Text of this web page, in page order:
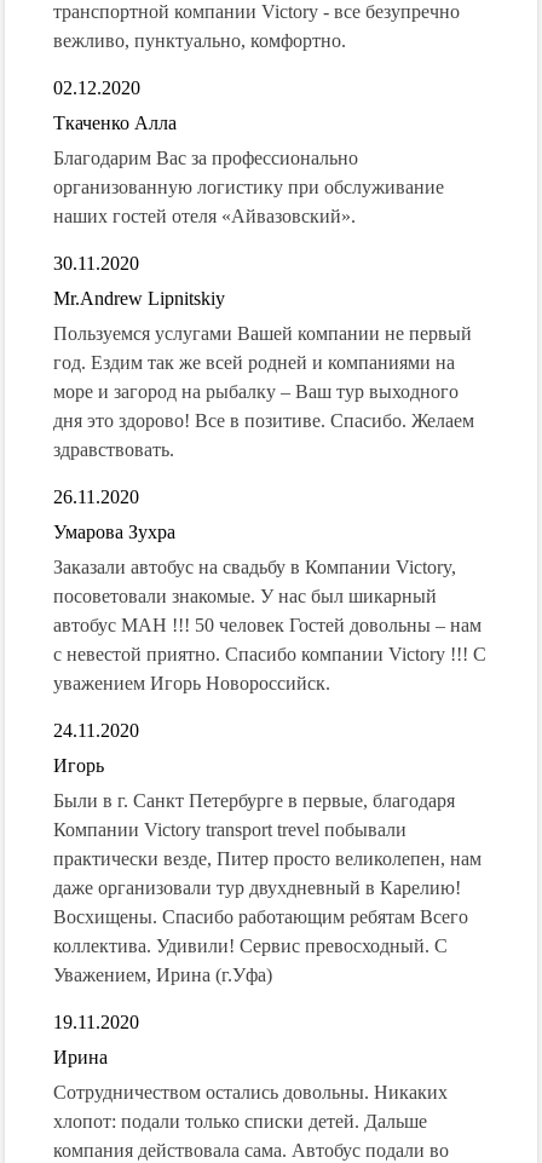
транспортной компании Victory - все безупречно
вежливо, пунктуально, комфортно.
02.12.2020
Ткаченко Алла
Благодарим Вас за профессионально
организованную логистику при обслуживание
наших гостей отеля «Айвазовский».
30.11.2020
Mr.Andrew Lipnitskiy
Пользуемся услугами Вашей компании не первый
год. Ездим так же всей родней и компаниями на
море и загород на рыбалку – Ваш тур выходного
дня это здорово! Все в позитиве. Спасибо. Желаем
здравствовать.
26.11.2020
Умарова Зухра
Заказали автобус на свадьбу в Компании Victory,
посоветовали знакомые. У нас был шикарный
автобус МАН !!! 50 человек Гостей довольны – нам
с невестой приятно. Спасибо компании Victory !!! С
уважением Игорь Новороссийск.
24.11.2020
Игорь
Были в г. Санкт Петербурге в первые, благодаря
Компании Victory transport trevel побывали
практически везде, Питер просто великолепен, нам
даже организовали тур двухдневный в Карелию!
Восхищены. Спасибо работающим ребятам Всего
коллектива. Удивили! Сервис превосходный. С
Уважением, Ирина (г.Уфа)
19.11.2020
Ирина
Сотрудничеством остались довольны. Никаких
хлопот: подали только списки детей. Дальше
компания действовала сама. Автобус подали во